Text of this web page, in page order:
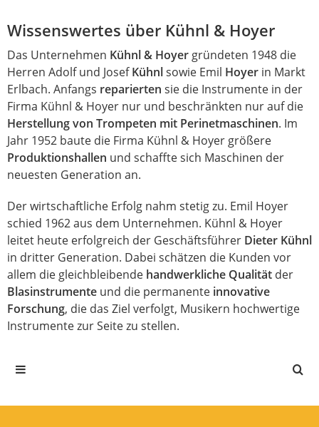
Wissenswertes über Kühnl & Hoyer
Das Unternehmen Kühnl & Hoyer gründeten 1948 die
Herren Adolf und JosefKühnlsowie Emil Hoyer in Markt
Erlbach. Anfangs reparierten sie die Instrumente in der
Firma Kühnl & Hoyer nur und beschränkten nur auf die
Herstellung von Trompeten mit Perinetmaschinen. Im
Jahr 1952 baute die Firma Kühnl & Hoyer größere
Produktionshallen und schaffte sich Maschinen der
neuesten Generation an.
Der wirtschaftliche Erfolg nahm stetig zu. Emil Hoyer
schied 1962 aus dem Unternehmen. Kühnl & Hoyer
leitet heute erfolgreich der Geschäftsführer Dieter Kühnl
in dritter Generation. Dabei schätzen die Kunden vor
allem die gleichbleibende handwerkliche Qualität der
Blasinstrumente und die permanente innovative
Forschung, die das Ziel verfolgt, Musikern hochwertige
Instrumente zur Seite zu stellen.